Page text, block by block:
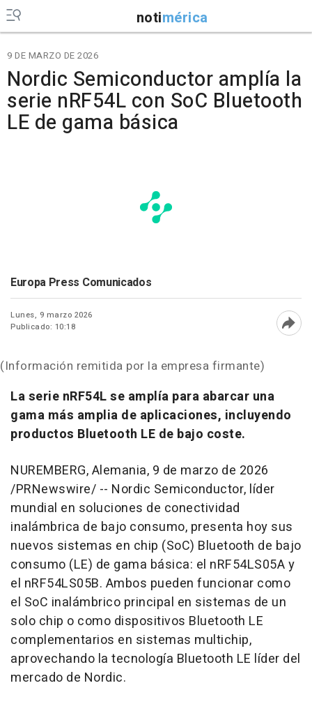
notimérica
9 DE MARZO DE 2026
Nordic Semiconductor amplía la
serie nRF54L con SoC Bluetooth
LE de gama básica
Europa Press Comunicados
Lunes, 9 marzo 2026
Publicado: 10:18
(Información remitida por la empresa firmante)
La serie nRF54L se amplía para abarcar una
gama más amplia de aplicaciones, incluyendo
productos Bluetooth LE de bajo coste.
NUREMBERG, Alemania, 9 de marzo de 2026
/PRNewswire/ -- Nordic Semiconductor, líder
mundial en soluciones de conectividad
inalámbrica de bajo consumo, presenta hoy sus
nuevos sistemas en chip (SoC) Bluetooth de bajo
consumo (LE) de gama básica: el nRF54LS05A y
el nRF54LS05B. Ambos pueden funcionar como
el SoC inalámbrico principal en sistemas de un
solo chip o como dispositivos Bluetooth LE
complementarios en sistemas multichip,
aprovechando la tecnología Bluetooth LE líder del
mercado de Nordic.